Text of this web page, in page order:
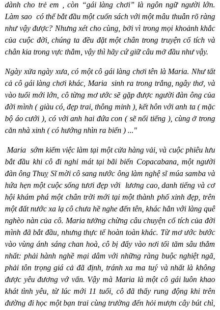
dành cho trẻ em , còn “gái làng chơi” là ngôn ngữ người lớn.
Làm sao có thể bắt đầu một cuốn sách với một mâu thuẫn rõ ràng
như vậy được? Nhưng xét cho cùng, bởi vì trong mọi khoảnh khắc
của cuộc đời, chúng ta đều đặt một chân trong truyện cổ tích và
chân kia trong vực thẳm, vậy thì hãy cứ giữ câu mở đầu như vậy.
Ngày xửa ngày xưa, có một cô gái làng chơi tên là Maria. Như tất
cả cô gái làng chơi khác, Maria sinh ra trong trắng, ngây thơ, và
vào tuổi mới lớn, cô từng mơ ước sẽ gặp được người đàn ông của
đời mình ( giàu có, đẹp trai, thông minh ), kết hôn với anh ta ( mặc
bộ áo cưới ), có với anh hai đứa con ( sẽ nổi tiếng ), cùng ở trong
căn nhà xinh ( có hướng nhìn ra biển ) ..."
Maria sớm kiếm việc làm tại một cửa hàng vải, và cuộc phiêu lưu
bắt đầu khi cô đi nghỉ mát tại bãi biển Copacabana, một người
đàn ông Thuỵ Sĩ mời cô sang nước ông làm nghệ sĩ múa samba và
hứa hẹn một cuộc sống tươi đẹp với
lương cao, danh tiếng và cơ
hội khám phá một chân trời mới tại một thành phố xinh đẹp, trên
một đất nước xa lạ cô chưa hề nghe đến tên, khác hẳn với làng quê
nghèo nàn của cô. Mariatưởng chừng câu chuyện cổ tích của đời
mình đã bắt đầu, nhưng thực tế hoàn toàn khác. Từ mơ ước bước
vào vùng ánh sáng chan hoà, cô bị đẩy vào nơi tối tăm sâu thẳm
nhất: phải hành nghề mại dâm với những ràng buộc nghiệt ngã,
phải tôn trọng giá cả đã định, tránh xa ma tuý và nhất là không
được yêu đương vớ vẩn. Vậy mà Marialà một cô gái luôn khao
khát tình yêu, từ lúc mới 11 tuổi, cô đã thấy rung động khi trên
đường đi học một bạn trai cùng trường đến hỏi mượn cây bút chì,